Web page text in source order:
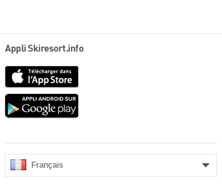
Appli Skiresort.info
Google
Français